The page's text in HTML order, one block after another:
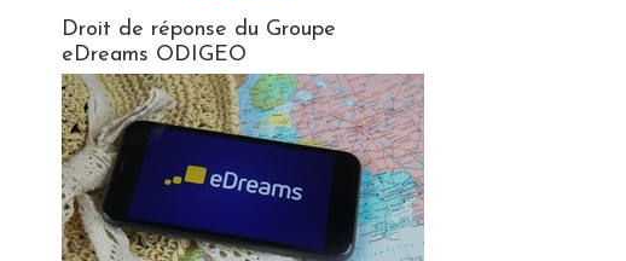
Droit de réponse du Groupe
eDreams ODIGEO